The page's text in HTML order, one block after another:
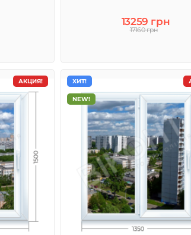
13259 грн
17160 грн
АКЦИЯ! ХИТ!
NEW!